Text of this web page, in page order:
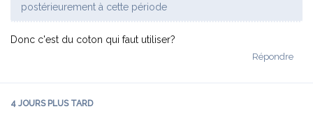
postérieurement à cette période
Donc c'est du coton qui faut utiliser?
Répondre
4 JOURSPLUS TARD